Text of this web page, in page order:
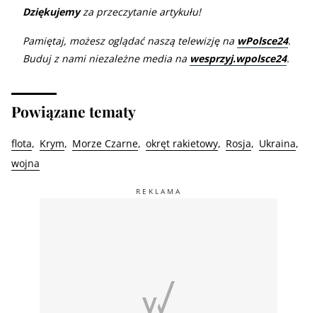
Dziękujemyza przeczytanie artykułu!
Pamiętaj, możesz oglądać naszą telewizję na wPolsce24.
Buduj z nami niezależne media na wesprzyj.wpolsce24.
Powiązane tematy
flota Krym Morze Czarne okręt rakietowy Rosja
Ukraina
wojna